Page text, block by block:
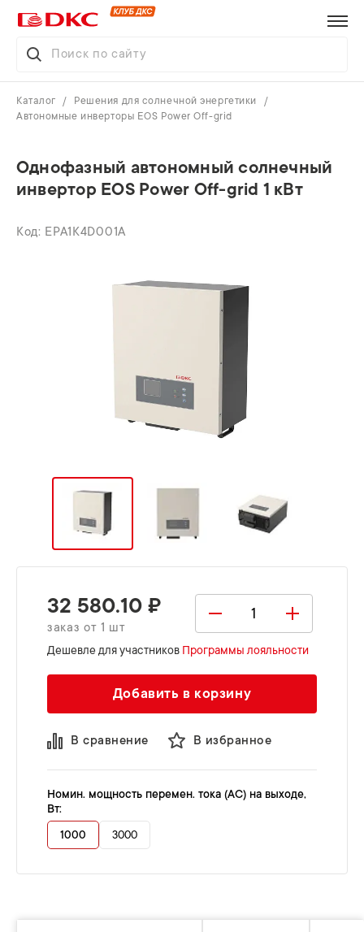
Каталог
Решения для солнечной энергетики
Автономные инверторы EOS Power Off-grid
Однофазный автономный солнечный
инвертор EOS Power Off-grid 1 кВт
EPA1K4D001A
32 580.10 ₽
заказ от 1 шт
Дешевле для участников Программы лояльности
Добавить в корзину
В сравнение В избранное
Номин. мощность перемен. тока (AC) на выходе,
Вт:
1000 3000